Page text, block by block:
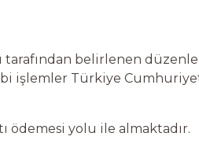
belirlenen
işlemler Türkiye
ödemesi yolu ile almaktadır.